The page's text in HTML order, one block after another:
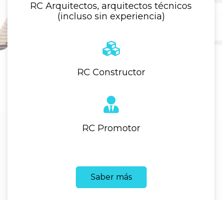
RC Arquitectos, arquitectos técnicos
(incluso sin experiencia)
RC Constructor
RC Promotor
Saber más